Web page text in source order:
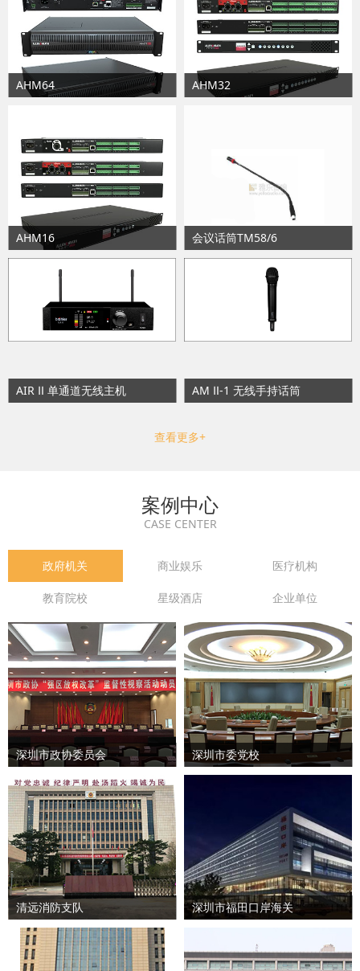
AHM64 AHM32
AHM16 会议话筒TM58/6
AIR Ⅱ 单通道无线主机 AM Ⅱ-1 无线手持话筒
查看更多+
案例中心
CASE CENTER
政府机关 商业娱乐 医疗机构
教育院校 星级酒店 企业单位
深圳市政协委员会 深圳市委党校
清远消防支队 深圳市福田口岸海关